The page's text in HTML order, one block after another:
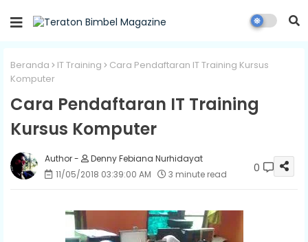
Beranda IT Training
Cara Pendaftaran IT Training Kursus
Komputer
Cara Pendaftaran IT Training
Kursus Komputer
Denny Febiana Nurhidayat
11/05/2018 03:39:00 AM
3 minute read 0